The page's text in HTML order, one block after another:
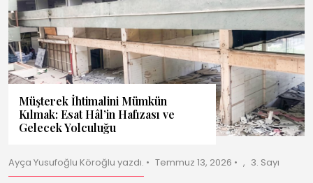
Müşterek İhtimalini Mümkün
Kılmak: Esat Hâl’in Hafızası ve
Gelecek Yolculuğu
Ayça Yusufoğlu Köroğlu yazdı. Temmuz 13, 2026 3. Sayı